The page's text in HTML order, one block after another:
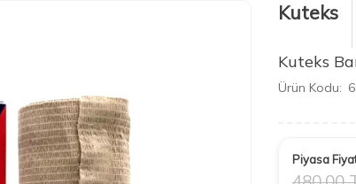
Kuteks
Kuteks
Ürün Kodu:
Piyasa